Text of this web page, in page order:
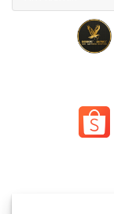
kiếm: